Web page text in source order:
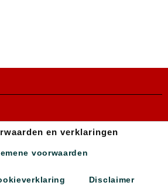
en verklaringen
voorwaarden
Disclaimer